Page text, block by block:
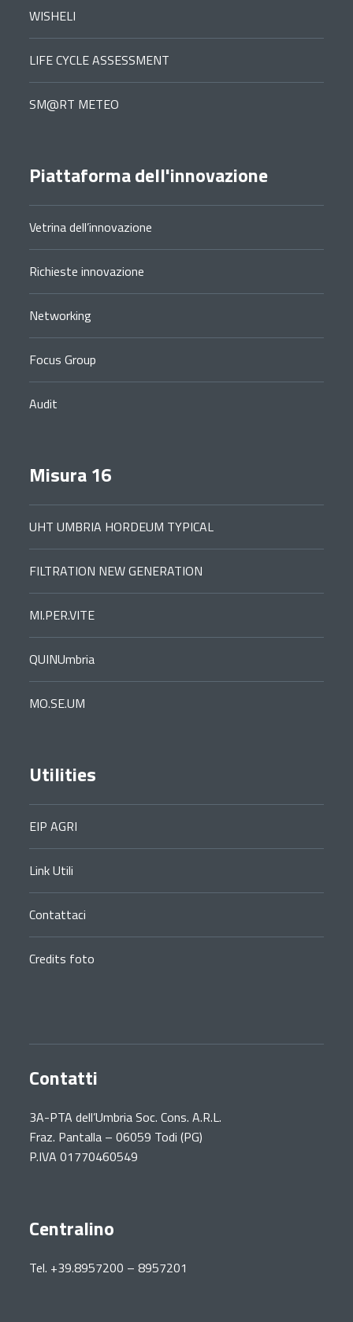
WISHELI
LIFE CYCLE ASSESSMENT
SM@RT METEO
Piattaforma dell'innovazione
Vetrina dell’innovazione
Richieste innovazione
Networking
Focus Group
Audit
Misura 16
UHT UMBRIA HORDEUM TYPICAL
FILTRATION NEW GENERATION
MI.PER.VITE
QUINUmbria
MO.SE.UM
Utilities
EIP AGRI
Link Utili
Contattaci
Credits foto
Contatti
3A-PTA dell’Umbria Soc. Cons. A.R.L.
Fraz. Pantalla – 06059 Todi (PG)
P.IVA 01770460549
Centralino
Tel. +39.8957200 – 8957201